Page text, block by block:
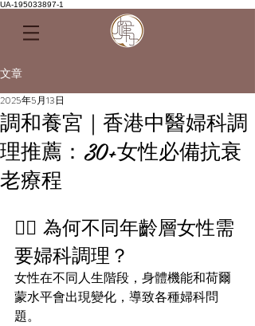
UA-195033897-1
文章
調和養宮｜香港中醫婦科調
理推薦：30+女性必備抗衰
老療程
2025年5月13日
👩‍⚕️ 為何不同年齡層女性需
要婦科調理？
女性在不同人生階段，身體機能和荷爾
蒙水平會出現變化，導致各種婦科問
題。